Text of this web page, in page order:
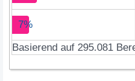
7%
Basierend auf 295.081